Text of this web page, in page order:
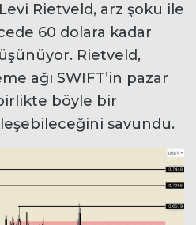
Rietveld, arz şoku ile
60 dolara kadar
Rietveld,
ağı SWIFT’in pazar
böyle bir
savundu.